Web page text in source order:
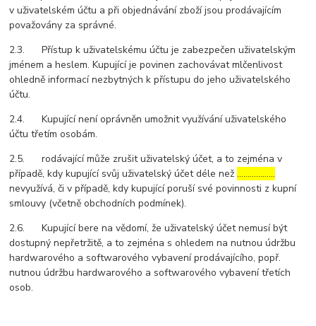
v uživatelském účtu a při objednávání zboží jsou prodávajícím
považovány za správné.
2.3. Přístup k uživatelskému účtu je zabezpečen uživatelským
jménem a heslem. Kupující je povinen zachovávat mlčenlivost
ohledně informací nezbytných k přístupu do jeho uživatelského
účtu.
2.4. Kupující není oprávněn umožnit využívání uživatelského
účtu třetím osobám.
2.5. rodávající může zrušit uživatelský účet, a to zejména v
případě, kdy kupující svůj uživatelský účet déle než………………
nevyužívá, či v případě, kdy kupující poruší své povinnosti z kupní
smlouvy (včetně obchodních podmínek).
2.6. Kupující bere na vědomí, že uživatelský účet nemusí být
dostupný nepřetržitě, a to zejména s ohledem na nutnou údržbu
hardwarového a softwarového vybavení prodávajícího, popř.
nutnou údržbu hardwarového a softwarového vybavení třetích
osob.